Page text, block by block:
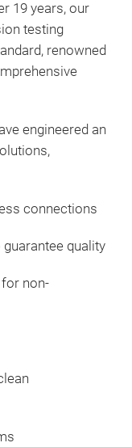
19 years, our
testing
renowned
engineered an
connections
quality
non-